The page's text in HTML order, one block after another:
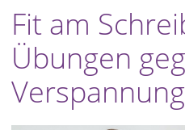
Fit am
Übungen